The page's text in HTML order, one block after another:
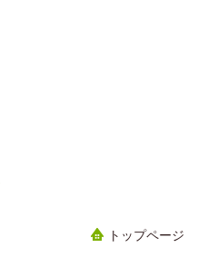
トップページ